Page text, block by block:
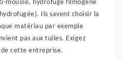
mousse, hydrofuge filmogène
Ils savent choisir la
matériau par exemple
pas aux tuiles. Exigez
cette entreprise.